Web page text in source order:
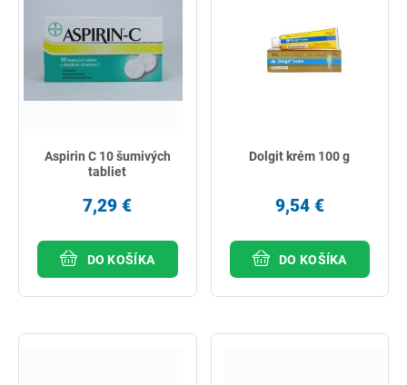
Aspirin C 10 šumivých
tabliet
7,29 €
DO KOŠÍKA
Dolgit krém 100 g
9,54 €
DO KOŠÍKA